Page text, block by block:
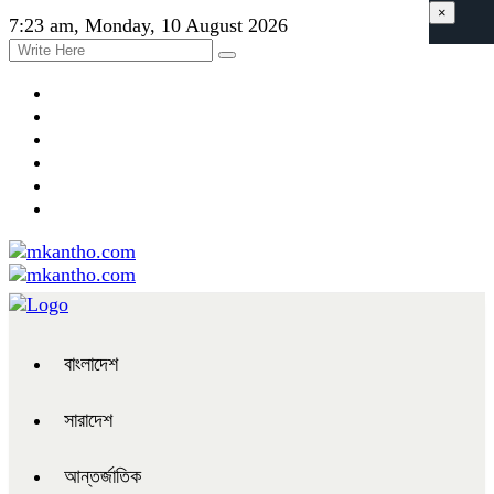
7:23 am, Monday, 10 August 2026
বাংলাদেশ
সারাদেশ
আন্তর্জাতিক
×